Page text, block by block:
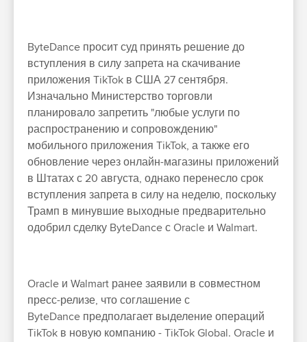
ByteDance просит суд принять решение до
вступления в силу запрета на скачивание
приложения TikTok в США 27 сентября.
Изначально Министерство торговли
планировало запретить "любые услуги по
распространению и сопровождению"
мобильного приложения TikTok, а также его
обновление через онлайн-магазины приложений
в Штатах с 20 августа, однако перенесло срок
вступления запрета в силу на неделю, поскольку
Трамп в минувшие выходные предварительно
одобрил сделку ByteDance с Oracle и Walmart.
Oracle и Walmart ранее заявили в совместном
пресс-релизе, что соглашение с
ByteDance предполагает выделение операций
TikTok в новую компанию - TikTok Global. Oracle и